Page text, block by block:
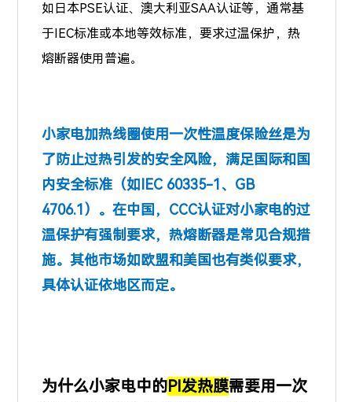
如日本PSE认证、澳大利亚SAA认证等，通常基
于IEC标准或本地等效标准，要求过温保护，热
熔断器使用普遍。
小家电加热线圈使用一次性温度保险丝是为
了防止过热引发的安全风险，满足国际和国
内安全标准（如IEC 60335-1、GB
4706.1）。在中国，CCC认证对小家电的过
温保护有强制要求，热熔断器是常见合规措
施。其他市场如欧盟和美国也有类似要求，
具体认证依地区而定。
为什么小家电中的PI发热膜需要用一次